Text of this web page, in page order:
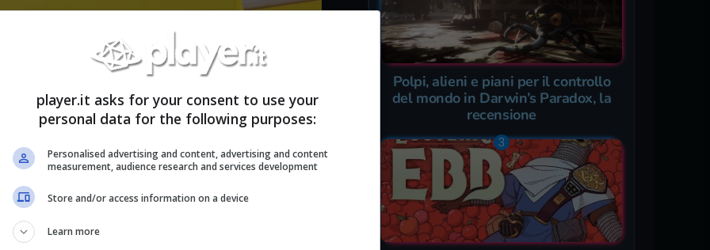
Polpi, alieni e piani per il controllo
del mondo in Darwin’s Paradox, la
recensione
player.it asks for your consent to use your
personal data for the following purposes:
Personalised advertising and content, advertising and content
measurement, audience research and services development
Store and/or access information on a device
Learn more